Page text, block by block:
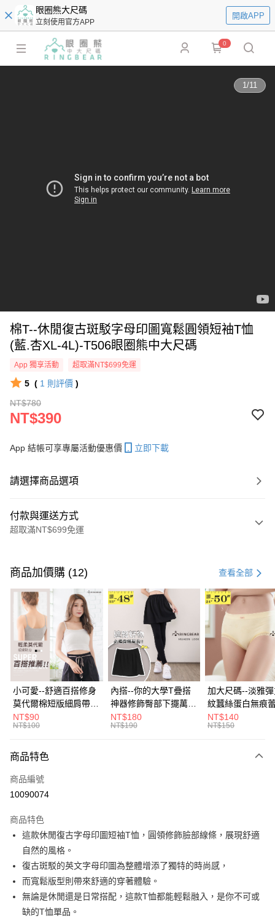
眼圈熊大尺碼
立刻使用官方APP
開啟APP
0
1/11
棉T--休閒復古斑駁字母印圖寬鬆圓領短袖T恤
(藍.杏XL-4L)-T506眼圈熊中大尺碼
App 獨享活動 超取滿NT$699免運
5 ( 1 則評價 )
NT$780
NT$390
App 結帳可享專屬活動優惠價 立即下載
請選擇商品選項
付款與運送方式
超取滿NT$699免運
信用卡一次付款
超商取貨付款
LINE Pay
Apple Pay
街口支付
悠遊付
Google Pay
全盈+PAY
大哥付你分期
【大哥付你分期使用說明】
1.本服務由台灣大哥大提供，台灣大哥大用戶可立即使用無須另外申請。
流程，驗證手機門號後，選擇欲分期的期數、繳款截止日，確認付款後即完
成交易。
3.實際核准額度、可分期數及費用金額請依後續交易確認頁面所載為準。
4.訂單成立30分鐘內，如未前往確認交易或遇審核未通過，訂單將自動取
法說明評估內容。
【繳款方式說明】
1.分期款項不併入電信帳單，「大哥付你分期」於每月結算日後寄送繳費提
醒簡訊。
2.透過簡訊連結打開帳單後，可選擇「超商條碼／台灣大直營門市／銀行轉
AFTEE先享後付
【關於「AFTEE先享後付」】
AFTEE先享後付是「在收到商品之後才付款」的支付方式。 讓您購物簡單
便利好安心！
１．簡單：不需註冊會員、不需綁卡、不需儲值。
２．便利：只要手機號碼，簡訊認證，即可結帳。
３．安心：先確認商品／服務後，再付款。
【「AFTEE先享後付」結帳流程】
１．於結帳方式選擇「AFTEE先享後付」後，將跳轉至「AFTEE先享後付」
ATM付款
全家取貨付款
每筆NT$70，滿NT$699(含以上)免運費
付款後全家取貨
商品加價購 (12) 查看全部
小可愛--舒適百搭修身
莫代爾棉短版細肩帶素
色背心(白.黑.灰L-2L)-
U582眼圈熊中大尺碼
NT$90
NT$100
內搭--你的大學T疊搭
神器修飾臀部下擺萬用
內搭裙/遮臀裙(黑2L-
6L)-Q155眼圈熊中大
NT$180
NT$190
加大尺碼--淡雅
紋蠶絲蛋白無痕
角內褲(白.粉.藍.
3L)-L28眼圈熊中
NT$140
NT$150
商品特色
商品編號
10090074
商品特色
這款休閒復古字母印圖短袖T恤，圓領修飾臉部線條，展現舒適
自然的風格。
復古斑駁的英文字母印圖為整體增添了獨特的時尚感，
而寬鬆版型則帶來舒適的穿著體驗。
無論是休閒還是日常搭配，這款T恤都能輕鬆融入，是你不可或
缺的T恤單品。